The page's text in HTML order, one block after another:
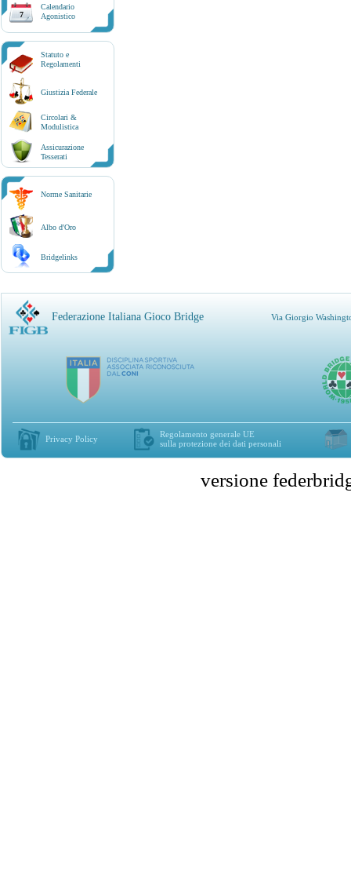
7
Calendario
Agonistico
Statuto e
Regolamenti
Giustizia Federale
Circolari &
Modulistica
Assicurazione
Tesserati
Norme Sanitarie
Albo d'Oro
Bridgelinks
Federazione Italiana Gioco Bridge Via Giorgio
Privacy Policy
Regolamento generale UE
sulla protezione dei dati personali
versione